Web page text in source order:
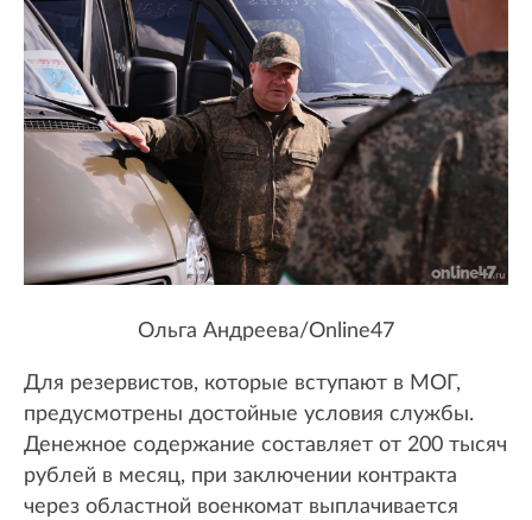
Ольга Андреева/Online47
Для резервистов, которые вступают в МОГ,
предусмотрены достойные условия службы.
Денежное содержание составляет от 200 тысяч
рублей в месяц, при заключении контракта
через областной военкомат выплачивается